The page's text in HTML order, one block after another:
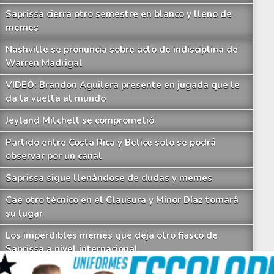
Saprissa cierra otro semestre en blanco y lleno de
memes
Nashville se pronuncia sobre acto de indisciplina de
Warren Madrigal
VIDEO: Brandon Aguilera presente en jugada que le
da la vuelta al mundo
Jeyland Mitchell se comprometió
Partido entre Costa Rica y Belice solo se podrá
observar por un canal
Saprissa sigue llenándose de dudas y memes
Cae otro técnico en el Clausura y Minor Díaz tomará
su lugar
Los imperdibles memes que deja otro fiasco de
Saprissa a nivel internacional
Celso Borges enfrenta investigación penal por
goleadoras de Ariel Rodríguez y Marcel Hernández marcan datos